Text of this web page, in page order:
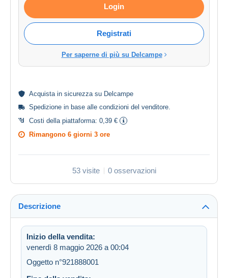
Login
Registrati
Per saperne di più su Delcampe
Acquista in sicurezzasu Delcampe
Spedizione in base alle condizioni del venditore.
Costi della piattaforma: 0,39 €
Rimangono 6 giorni 3 ore
53 visite 0 osservazioni
Descrizione
Inizio della vendita:
venerdì 8 maggio 2026 a 00:04
Oggetto n°921888001